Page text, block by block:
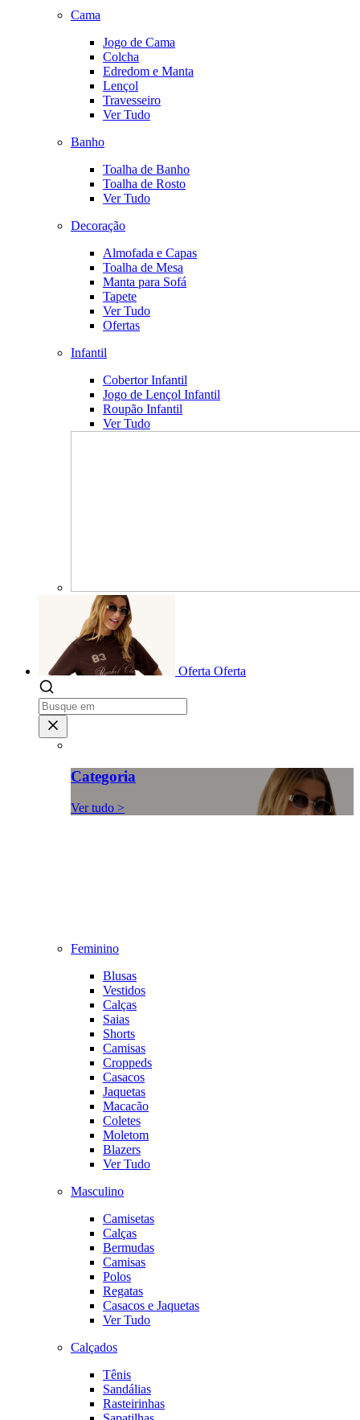
Cama
Jogo de Cama
Colcha
Edredom e Manta
Lençol
Travesseiro
Ver Tudo
Banho
Toalha de Banho
Toalha de Rosto
Ver Tudo
Decoração
Almofada e Capas
Toalha de Mesa
Manta para Sofá
Tapete
Ver Tudo
Ofertas
Infantil
Cobertor Infantil
Jogo de Lençol Infantil
Roupão Infantil
Ver Tudo
Oferta Oferta
Categoria
Ver tudo >
Feminino
Blusas
Vestidos
Calças
Saias
Shorts
Camisas
Croppeds
Casacos
Jaquetas
Macacão
Coletes
Moletom
Blazers
Ver Tudo
Masculino
Camisetas
Calças
Bermudas
Camisas
Polos
Regatas
Casacos e Jaquetas
Ver Tudo
Calçados
Tênis
Sandálias
Rasteirinhas